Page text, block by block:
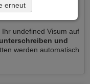
undefined Visum auf
und
werden automatisch
erneut